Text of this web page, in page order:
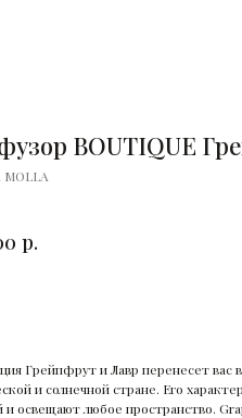
BOUTIQUE
MOLLA
р.
Грейпфрут и Лавр перенесет вас
и солнечной стране. Его
и освещают любое пространство.